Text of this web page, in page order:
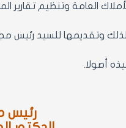
العامة وتنظيم
رئيس